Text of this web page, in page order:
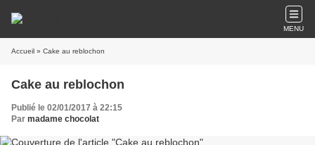
MENU
Accueil » Cake au reblochon
Cake au reblochon
Publié le 02/01/2017 à 22:15
Par madame chocolat